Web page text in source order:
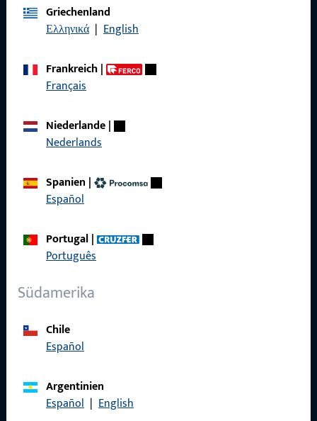
Griechenland
Ελληνικά | English
Frankreich|
Français
Niederlande|
Nederlands
Spanien |
Español
Portugal|
Português
Südamerika
Chile
Español
Argentinien
Español | English
Impressum